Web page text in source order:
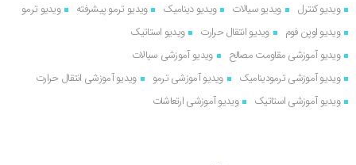
ویدیو کنترل
ویدیو سیالات ویدیو دینامیک ویدیو ترمو پیشرفته
ویدیو ترمو
ویدیو اوپن فوم
ویدیو انتقال حرارت
ویدیو استاتیک
ویدیو آموزشی مقاومت مصالح
ویدیو آموزشی سیالات
ویدیو آموزشی ترمودینامیک
ویدیو آموزشی ترمو
ویدیو آموزشی انتقال حرارت
ویدیو آموزشی استاتیک
ویدیو آموزشی ارتعاشات